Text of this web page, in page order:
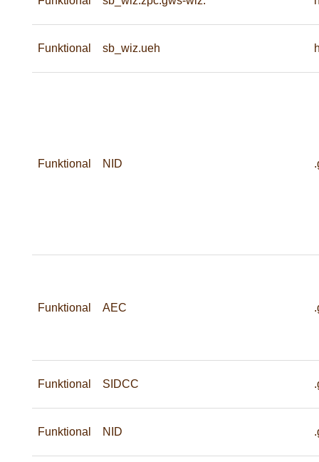
Funktional sb_wiz.ueh
Funktional NID
Funktional AEC
Funktional SIDCC
Funktional NID